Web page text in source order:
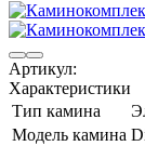
Артикул:
Характеристики
Тип камина
Модель камина